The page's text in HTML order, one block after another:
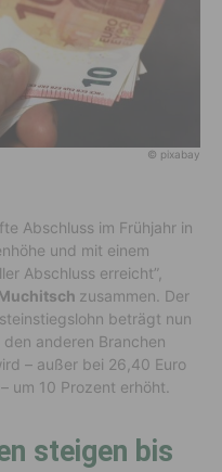
© pixabay
Abschluss im Frühjahr in
und mit einem
Abschluss erreicht”,
zusammen. Der
beträgt nun
anderen Branchen
– außer bei 26,40 Euro
um 10 Prozent erhöht.
steigen bis